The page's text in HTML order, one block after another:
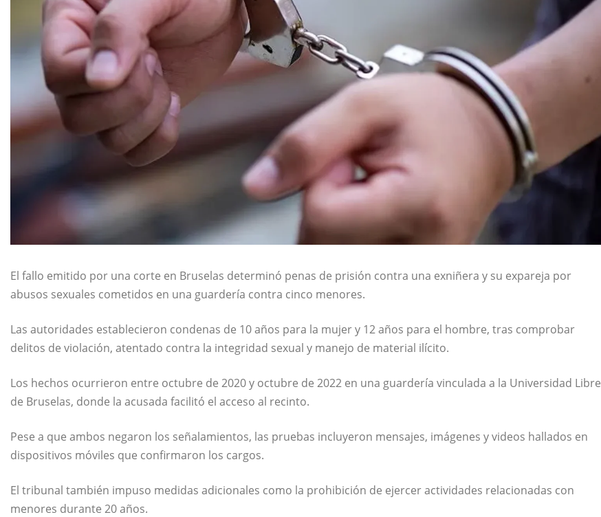
El fallo emitido por una corte en Bruselas determinó penas de prisión contra una exniñera y su expareja por
abusos sexuales cometidos en una guardería contra cinco menores.
Las autoridades establecieron condenas de 10 años para la mujer y 12 años para el hombre, tras comprobar
delitos de violación, atentado contra la integridad sexual y manejo de material ilícito.
Los hechos ocurrieron entre octubre de 2020 y octubre de 2022 en una guardería vinculada a la Universidad Libre
de Bruselas, donde la acusada facilitó el acceso al recinto.
Pese a que ambos negaron los señalamientos, las pruebas incluyeron mensajes, imágenes y videos hallados en
dispositivos móviles que confirmaron los cargos.
El tribunal también impuso medidas adicionales como la prohibición de ejercer actividades relacionadas con
menores durante 20 años.